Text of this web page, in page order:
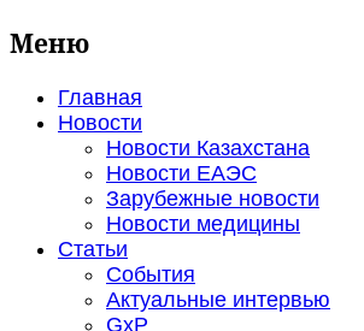
Меню
Главная
Новости
Новости Казахстана
Новости ЕАЭС
Зарубежные новости
Новости медицины
Статьи
События
Актуальные интервью
GxP